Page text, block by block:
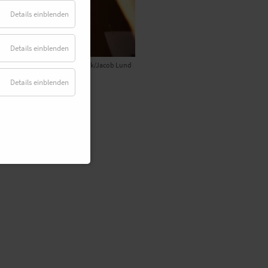
© Adobe Stock/Jacob Lund
Details einblenden
Details einblenden
Details einblenden